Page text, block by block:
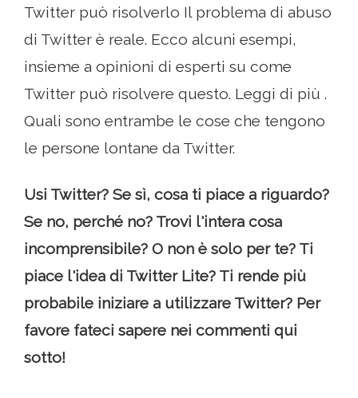
Twitter può risolverlo Il problema di abuso
di Twitter è reale. Ecco alcuni esempi,
insieme a opinioni di esperti su come
Twitter può risolvere questo. Leggi di più .
Quali sono entrambe le cose che tengono
le persone lontane da Twitter.
Usi Twitter? Se sì, cosa ti piace a riguardo?
Se no, perché no? Trovi l'intera cosa
incomprensibile? O non è solo per te? Ti
piace l'idea di Twitter Lite? Ti rende più
probabile iniziare a utilizzare Twitter? Per
favore fateci sapere nei commenti qui
sotto!